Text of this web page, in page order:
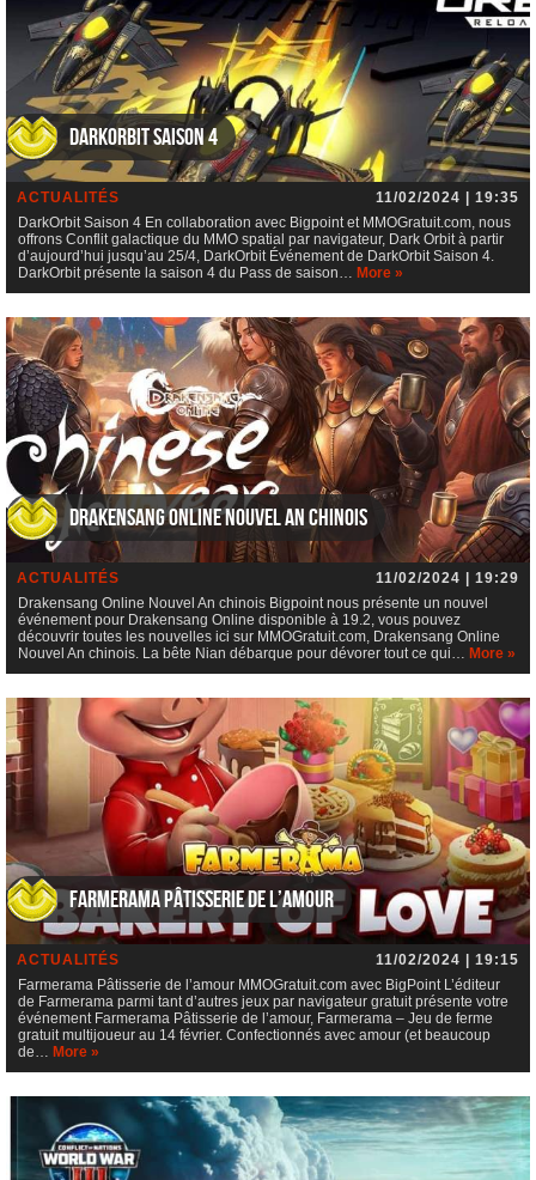
DarkOrbit Saison 4
ACTUALITÉS
11/02/2024 | 19:35
DarkOrbit Saison 4 En collaboration avec Bigpoint et MMOGratuit.com, nous
offrons Conflit galactique du MMO spatial par navigateur, Dark Orbit à partir
d’aujourd’hui jusqu’au 25/4, DarkOrbit Événement de DarkOrbit Saison 4.
DarkOrbit présente la saison 4 du Pass de saison… More »
Drakensang Online Nouvel An chinois
ACTUALITÉS
11/02/2024 | 19:29
Drakensang Online Nouvel An chinois Bigpoint nous présente un nouvel
événement pour Drakensang Online disponible à 19.2, vous pouvez
découvrir toutes les nouvelles ici sur MMOGratuit.com, Drakensang Online
Nouvel An chinois. La bête Nian débarque pour dévorer tout ce qui… More »
Farmerama Pâtisserie de l’amour
ACTUALITÉS
11/02/2024 | 19:15
Farmerama Pâtisserie de l’amour MMOGratuit.com avec BigPoint L’éditeur
de Farmerama parmi tant d’autres jeux par navigateur gratuit présente votre
événement Farmerama Pâtisserie de l’amour, Farmerama – Jeu de ferme
gratuit multijoueur au 14 février. Confectionnés avec amour (et beaucoup
de… More »